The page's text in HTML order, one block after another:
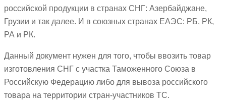
российской продукции в странах СНГ: Азербайджане,
Грузии и так далее. И в союзных странах ЕАЭС: РБ, РК,
РА и РК.
Данный документ нужен для того, чтобы ввозить товар
изготовления СНГ с участка Таможенного Союза в
Российскую Федерацию либо для вывоза российского
товара на территории стран-участников ТС.